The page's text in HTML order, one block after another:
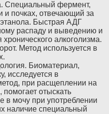
Специальный фермент,
почках, отвечающий за
Быстрая АДГ
распаду и выведению и
алкоголизма.
Метод используется в
Биоматериал,
исследуется в
при расщеплении на
отыскать
мочу при употреблении
наличие специальный